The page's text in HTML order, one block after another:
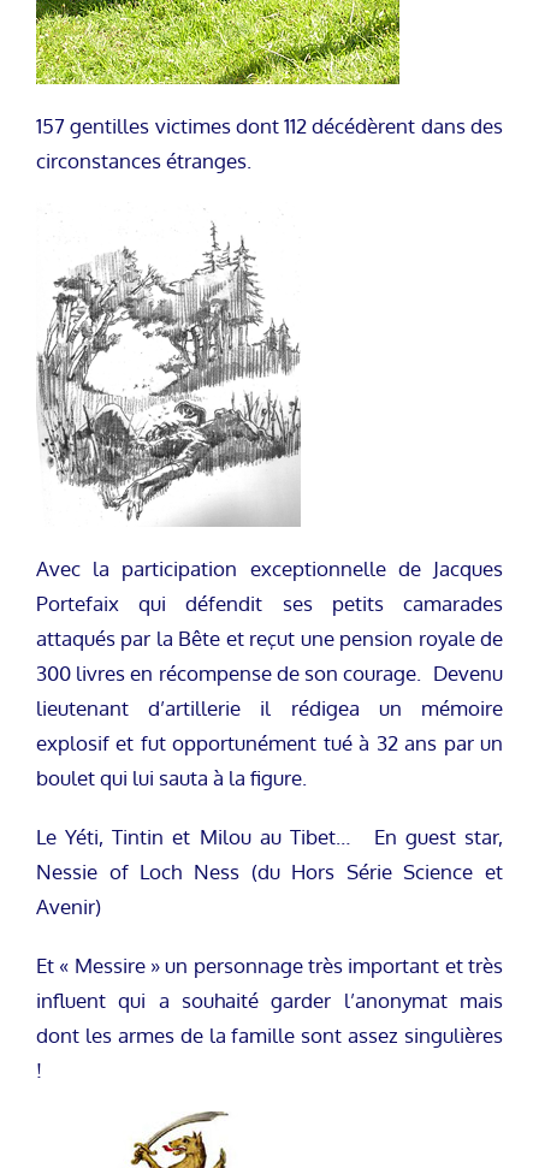
157 gentilles victimes dont 112 décédèrent dans des
circonstances étranges.
Avec la participation exceptionnelle de Jacques
Portefaix qui défendit ses petits camarades
attaqués par la Bête et reçut une pension royale de
300 livres en récompense de son courage. Devenu
lieutenant d’artillerie il rédigea un mémoire
explosif et fut opportunément tué à 32 ans par un
boulet qui lui sauta à la figure.
Le Yéti, Tintin et Milou au Tibet… En guest star,
Nessie of Loch Ness (du Hors Série Science et
Avenir)
Et « Messire » un personnage très important et très
influent qui a souhaité garder l’anonymat mais
dont les armes de la famille sont assez singulières
!